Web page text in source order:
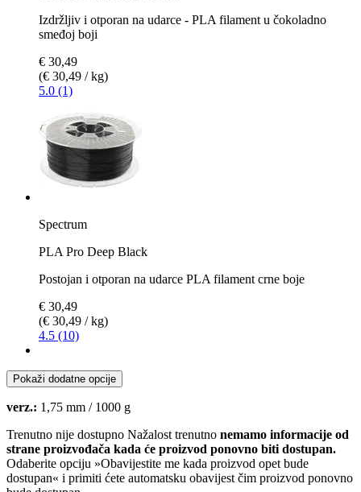
Izdržljiv i otporan na udarce - PLA filament u čokoladno
smeđoj boji
€ 30,49
(€ 30,49 / kg)
5.0 (1)
Spectrum
PLA Pro Deep Black
Postojan i otporan na udarce PLA filament crne boje
€ 30,49
(€ 30,49 / kg)
4.5 (10)
Pokaži dodatne opcije
verz.: 1,75 mm / 1000 g
Trenutno nije dostupno Nažalost trenutno nemamo informacije od
strane proizvođača kada će proizvod ponovno biti dostupan.
Odaberite opciju »Obavijestite me kada proizvod opet bude
dostupan« i primiti ćete automatsku obavijest čim proizvod ponovno